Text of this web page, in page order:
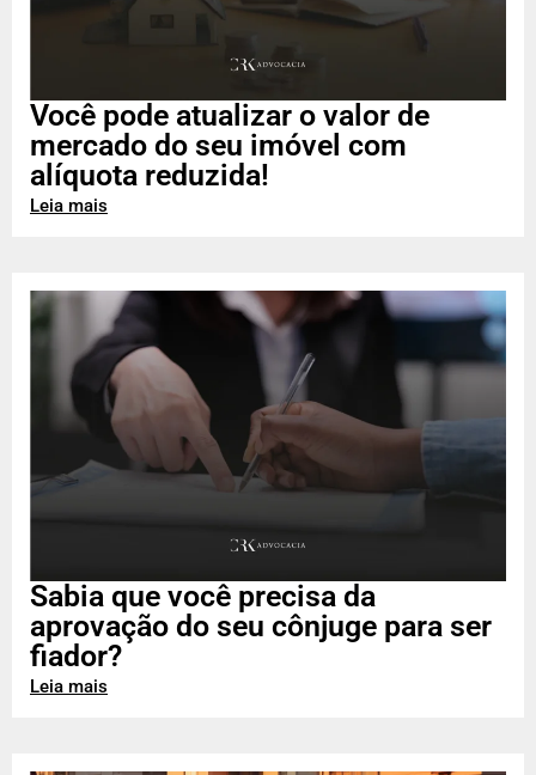
Você pode atualizar o valor de
mercado do seu imóvel com
alíquota reduzida!
Leia mais
Sabia que você precisa da
aprovação do seu cônjuge para ser
fiador?
Leia mais